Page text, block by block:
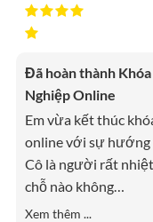
Đã hoàn thành
Nghiệp Online
Em vừa kết thúc
online với sự hướng
Cô là người rất
chỗ nào không
Xem thêm ...